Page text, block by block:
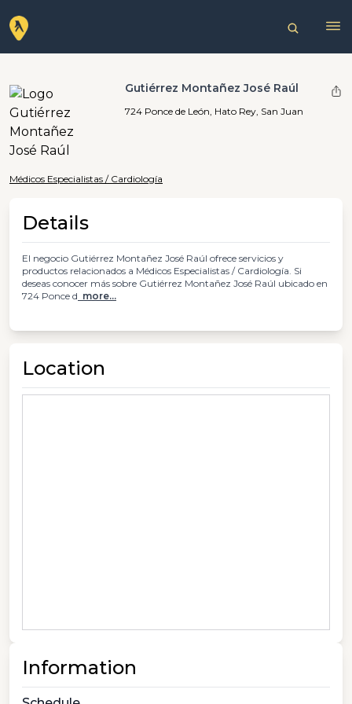
Gutiérrez Montañez José Raúl
724 Ponce de León, Hato Rey, San Juan
Médicos Especialistas / Cardiología
Details
El negocio Gutiérrez Montañez José Raúl ofrece servicios y
productos relacionados a Médicos Especialistas / Cardiología. Si
deseas conocer más sobre Gutiérrez Montañez José Raúl ubicado en
724 Ponce d more...
Location
Information